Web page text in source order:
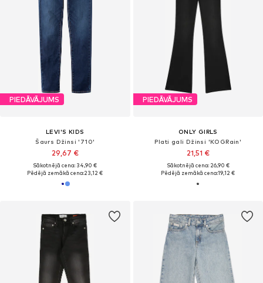
PIEDĀVĀJUMS
LEVI'S KIDS
Šaurs Džinsi '710'
29,67 €
Sākotnējā cena: 34,90 €
Pēdējā zemākā cena:23,12 €
PIEDĀVĀJUMS
ONLY GIRLS
Plati gali Džinsi 'KOGRain'
21,51 €
Sākotnējā cena: 26,90 €
Pēdējā zemākā cena:19,12 €